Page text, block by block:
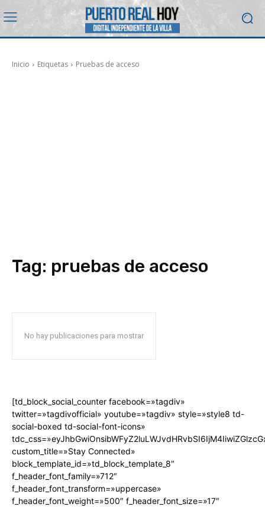
Inicio Etiquetas Pruebas de acceso
Tag: pruebas de acceso
No hay publicaciones para mostrar
[td_block_social_counter facebook=»tagdiv»
twitter=»tagdivofficial» youtube=»tagdiv» style=»style8 td-
social-boxed td-social-font-icons»
custom_title=»Stay Connected»
block_template_id=»td_block_template_8″
f_header_font_family=»712″
f_header_font_transform=»uppercase»
f_header_font_weight=»500″ f_header_font_size=»17″